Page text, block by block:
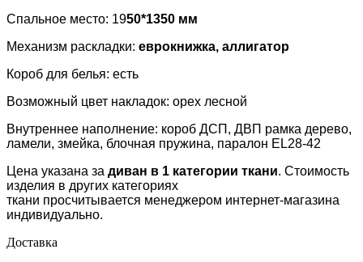
Спальное место: 1950*1350 мм
Механизм раскладки: еврокнижка, аллигатор
Короб для белья: есть
Возможный цвет накладок: орех лесной
Внутреннее наполнение: короб ДСП, ДВП рамка дерево,
ламели, змейка, блочная пружина, паралон EL28-42
Цена указана за диван в 1 категории ткани. Стоимость
изделия в других категориях
ткани просчитывается менеджером интернет-магазина
индивидуально.
Доставка